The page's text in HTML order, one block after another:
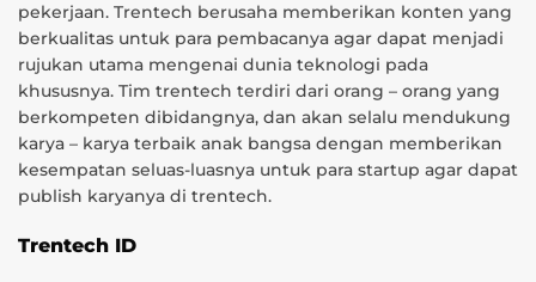
pekerjaan. Trentech berusaha memberikan konten yang
berkualitas untuk para pembacanya agar dapat menjadi
rujukan utama mengenai dunia teknologi pada
khususnya. Tim trentech terdiri dari orang – orang yang
berkompeten dibidangnya, dan akan selalu mendukung
karya – karya terbaik anak bangsa dengan memberikan
kesempatan seluas-luasnya untuk para startup agar dapat
publish karyanya di trentech.
Trentech ID